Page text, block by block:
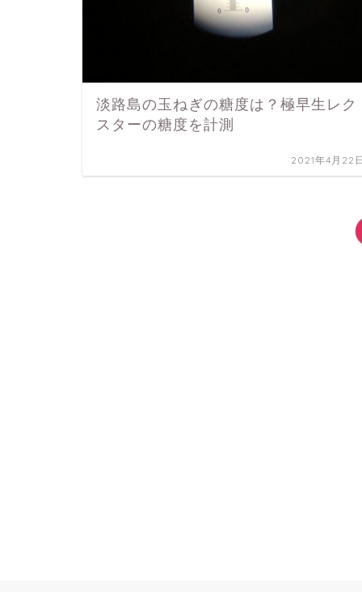
淡路島の玉ねぎの糖度は？極早生レク
スターの糖度を計測
2021年4月22